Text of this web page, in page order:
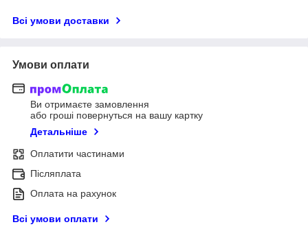
Всі умови доставки
Умови оплати
Ви отримаєте замовлення
або гроші повернуться на вашу картку
Детальніше
Оплатити частинами
Післяплата
Оплата на рахунок
Всі умови оплати